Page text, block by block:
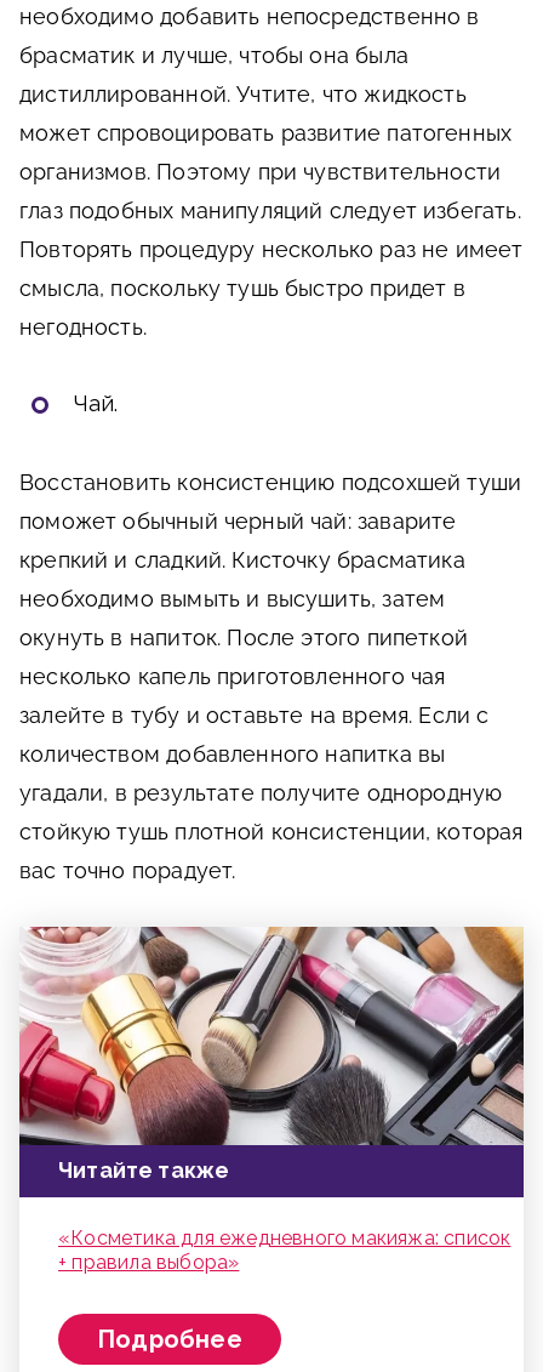
необходимо добавить непосредственно в
брасматик и лучше, чтобы она была
дистиллированной. Учтите, что жидкость
может спровоцировать развитие патогенных
организмов. Поэтому при чувствительности
глаз подобных манипуляций следует избегать.
Повторять процедуру несколько раз не имеет
смысла, поскольку тушь быстро придет в
негодность.
Чай.
Восстановить консистенцию подсохшей туши
поможет обычный черный чай: заварите
крепкий и сладкий. Кисточку брасматика
необходимо вымыть и высушить, затем
окунуть в напиток. После этого пипеткой
несколько капель приготовленного чая
залейте в тубу и оставьте на время. Если с
количеством добавленного напитка вы
угадали, в результате получите однородную
стойкую тушь плотной консистенции, которая
вас точно порадует.
Читайте также
«Косметика для ежедневного макияжа: список
+ правила выбора»
Подробнее